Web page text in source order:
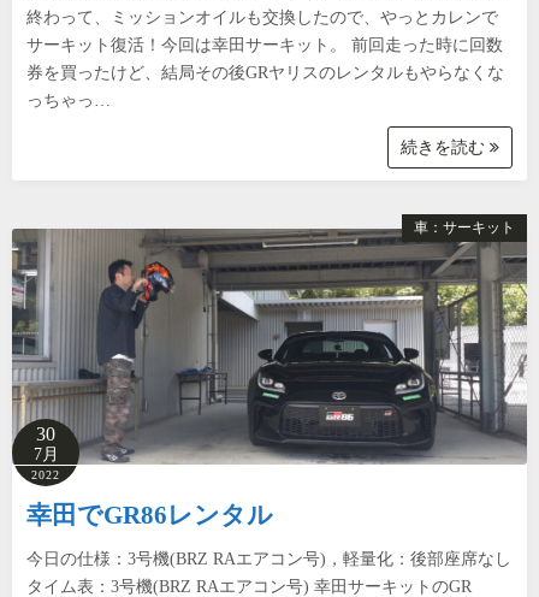
終わって、ミッションオイルも交換したので、やっとカレンで
サーキット復活！今回は幸田サーキット。 前回走った時に回数
券を買ったけど、結局その後GRヤリスのレンタルもやらなくな
っちゃっ…
続きを読む
車：サーキット
30
7月
2022
幸田でGR86レンタル
今日の仕様：3号機(BRZ RAエアコン号)，軽量化：後部座席なし
タイム表：3号機(BRZ RAエアコン号) 幸田サーキットのGR